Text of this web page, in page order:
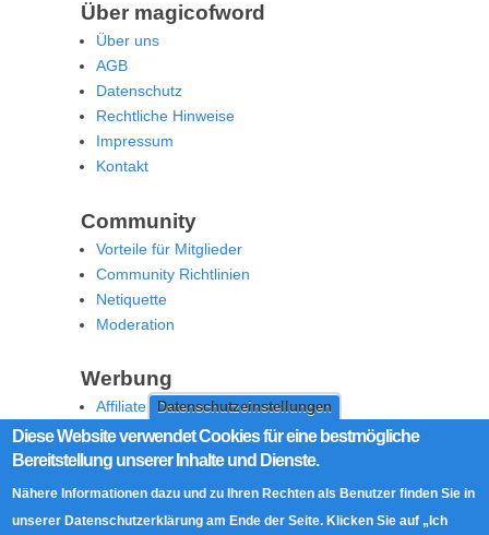
Datenschutzeinstellungen
Diese Website verwendet Cookies für eine bestmögliche
Bereitstellung unserer Inhalte und Dienste.
Nähere Informationen dazu und zu Ihren Rechten als Benutzer finden Sie in
unserer Datenschutzerklärung am Ende der Seite. Klicken Sie auf „Ich
Über magicofword
Über uns
AGB
Datenschutz
Rechtliche Hinweise
Impressum
Kontakt
Community
Vorteile für Mitglieder
Community Richtlinien
Netiquette
Moderation
Werbung
Affiliate Offenlegung
Werben Sie auf MoW
Social Media
RSS Feed